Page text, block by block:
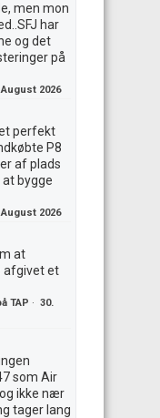
men mon
har
og det
på
2026
perfekt
P8
af plads
bygge
August 2026
at
afgivet et
TAP · 30.
som Air
ikke nær
tager lang